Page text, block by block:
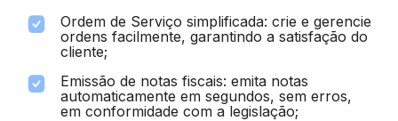
Ordem de Serviço simplificada: crie e gerencie
ordens facilmente, garantindo a satisfação do
cliente;
Emissão de notas fiscais: emita notas
automaticamente em segundos, sem erros,
em conformidade com a legislação;